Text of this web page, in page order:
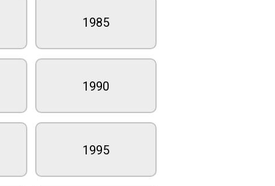
1985
1990
1995